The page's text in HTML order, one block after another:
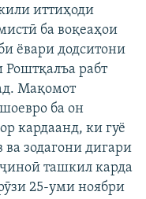
иттиҳоди
ба воқеаҳои
ёвари додситони
Роштқалъа рабт
Мақомот
ба он
кардаанд, ки гуё
зодагони дигари
ташкил карда
25-уми ноябри